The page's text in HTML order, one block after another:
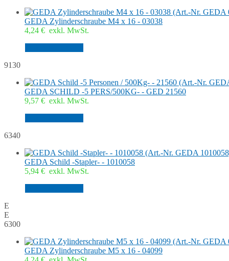
GEDA Zylinderschraube M4 x 16 - 03038
4,24 € exkl. MwSt.
9130
GEDA SCHILD -5 PERS/500KG- - GED 21560
9,57 € exkl. MwSt.
6340
GEDA Schild -Stapler- - 1010058
5,94 € exkl. MwSt.
E
E
6300
GEDA Zylinderschraube M5 x 16 - 04099